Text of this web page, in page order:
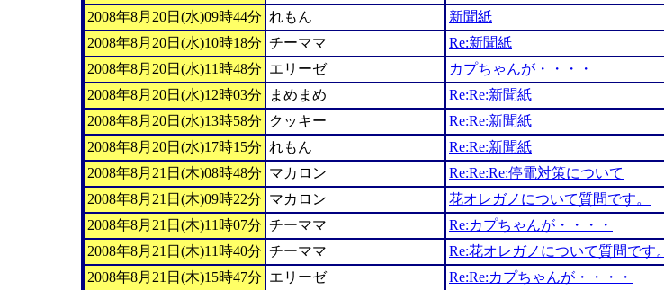
2008年8月20日(水)09時44分 れもん
新聞紙
2008年8月20日(水)10時18分 チーママ
Re:新聞紙
2008年8月20日(水)11時48分 エリーゼ
カプちゃんが・・・・
2008年8月20日(水)12時03分
まめまめ
Re:Re:新聞紙
2008年8月20日(水)13時58分
クッキー
Re:Re:新聞紙
2008年8月20日(水)17時15分 れもん
Re:Re:新聞紙
2008年8月21日(木)08時48分 マカロン
Re:Re:Re:停電対策について
2008年8月21日(木)09時22分 マカロン
花オレガノについて質問です。
2008年8月21日(木)11時07分 チーママ
Re:カプちゃんが・・・・
2008年8月21日(木)11時40分 チーママ
Re:花オレガノについて質問です。
2008年8月21日(木)15時47分 エリーゼ
Re:Re:カプちゃんが・・・・